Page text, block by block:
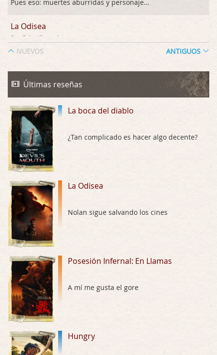
Pues eso: muertes aburridas y personajes p …
La Odisea
Por: Talan Gwynek
La Odisea
Por: Draghann
Trance
Por: Luar
Buena película, buen director y buenos ac …
El señor de las moscas
Por: Luar
Hungry
Por: Croc
Las 10 películas gore de Almas Oscuras
Por: JORDI CRUYFF
Possession
Por: Chupasangre
Mi opinión en su día. Su duracion me ha …
El eslabón podrido
Por: Luar
NUEVOS ANTIGUOS
Últimas reseñas
La boca del diablo
¿Tan complicado es hacer algo decente?
La Odisea
Nolan sigue salvando los cines
Posesión Infernal: En Llamas
A mí me gusta el gore
Hungry